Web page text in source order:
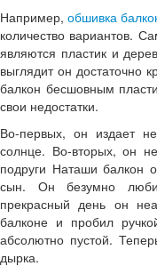
Например, обшивка
количество вариантов.
являются пластик и
выглядит он достаточно
балкон бесшовным
свои недостатки.
Во-первых, он издает
солнце. Во-вторых, он
подруги Наташи балкон
сын. Он безумно
прекрасный день он
балконе и пробил
абсолютно пустой.
дырка.